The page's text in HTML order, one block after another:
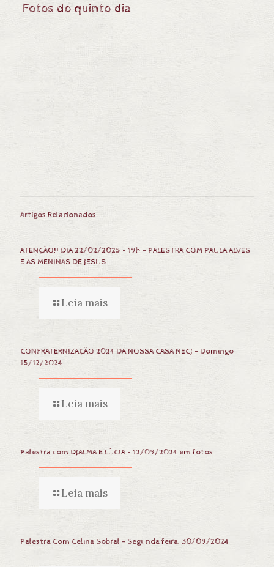
Fotos do quinto dia
Artigos Relacionados
ATENÇÃO!! DIA 22/02/2025 – 19h – PALESTRA COM PAULA ALVES
E AS MENINAS DE JESUS
Leia mais
CONFRATERNIZAÇÃO 2024 DA NOSSA CASA NECJ – Domingo
15/12/2024
Leia mais
Palestra com DJALMA E LÚCIA – 12/09/2024 em fotos
Leia mais
Palestra Com Celina Sobral – Segunda feira, 30/09/2024